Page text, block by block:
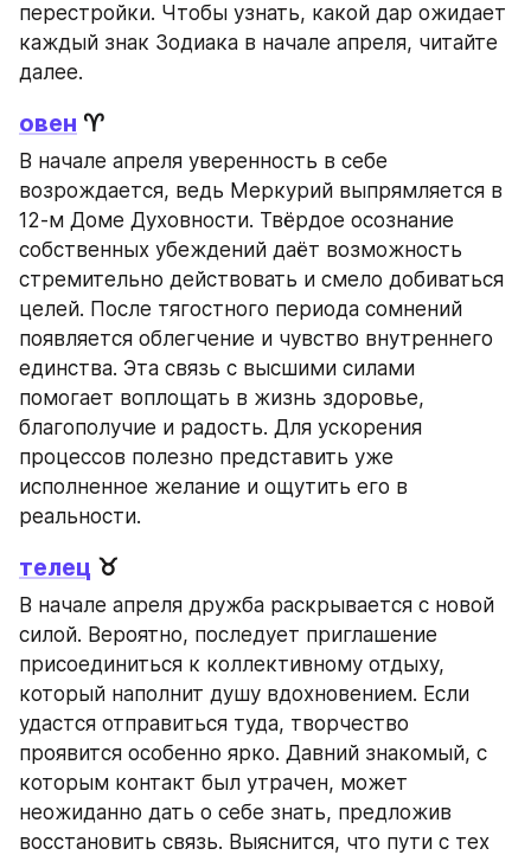
перестройки. Чтобы узнать, какой дар ожидает
каждый знак Зодиака в начале апреля, читайте
далее.
овен ♈
В начале апреля уверенность в себе
возрождается, ведь Меркурий выпрямляется в
12-м Доме Духовности. Твёрдое осознание
собственных убеждений даёт возможность
стремительно действовать и смело добиваться
целей. После тягостного периода сомнений
появляется облегчение и чувство внутреннего
единства. Эта связь с высшими силами
помогает воплощать в жизнь здоровье,
благополучие и радость. Для ускорения
процессов полезно представить уже
исполненное желание и ощутить его в
реальности.
телец ♉
В начале апреля дружба раскрывается с новой
силой. Вероятно, последует приглашение
присоединиться к коллективному отдыху,
который наполнит душу вдохновением. Если
удастся отправиться туда, творчество
проявится особенно ярко. Давний знакомый, с
которым контакт был утрачен, может
неожиданно дать о себе знать, предложив
восстановить связь. Выяснится, что пути с тех